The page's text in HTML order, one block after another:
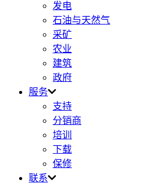
发电
石油与天然气
采矿
农业
建筑
政府
服务
支持
分销商
培训
下载
保修
联系